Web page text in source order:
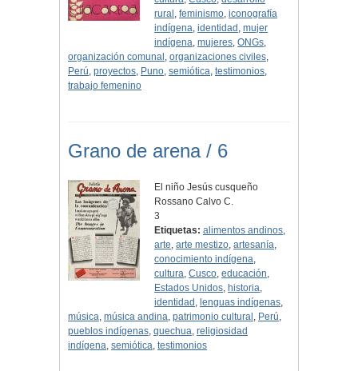
rural ,feminismo,iconografía
indígena,identidad ,mujer
indígena,mujeres,ONGs,
organización comunal , organizaciones civiles,
Perú, proyectos, Puno, semiótica, testimonios,
trabajo femenino
Grano de arena / 6
El niño Jesús cusqueño
Rossano Calvo C.
3
Etiquetas: alimentos andinos,
arte,arte mestizo,artesanía,
conocimiento indígena,
cultura,Cusco,educación,
Estados Unidos, historia,
identidad , lenguas indígenas,
música, música andina, patrimonio cultural , Perú,
pueblos indígenas, quechua, religiosidad
indígena, semiótica, testimonios